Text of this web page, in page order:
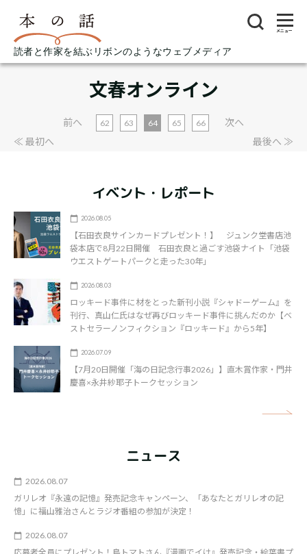
読者と作家を結ぶリボンのようなウェブメディア
メニュー
文春オンライン
≪ 最初へ
前へ 62 63 64 65 66
次へ
最後へ ≫
イベント・レポート
2026.08.05
【石田衣良サインカードプレゼント！】 ジュンク堂書店池
袋本店で8月22日開催 石田衣良と過ごす池袋ナイト「池袋
ウエストゲートパークと走った30年」
2026.08.03
ロッキード事件に材をとった新刊小説『シャドーゲーム』を
刊行、真山仁氏はなぜ再びロッキード事件に挑んだのか【ベ
ストセラーノンフィクション『ロッキード』から5年】
2026.07.09
【7月20日開催「海の日記念行事2026」】直木賞作家・門井
慶喜×永井紗耶子トークセッション
ニュース
2026.08.07
ガリレオ『永遠の記憶』発売記念キャンペーン、「あなたとガリレオの記
憶」に福山雅治さんとラジオ番組の参加が決定！
2026.08.07